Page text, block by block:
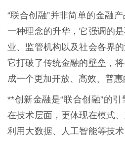
“联合创融”并非简单的金融
一种理念的升华，它强调的
业、监管机构以及社会各界
它打破了传统金融的壁垒，
成一个更加开放、高效、普惠
**创新金融是“联合创融”的
在技术层面，更体现在模式
利用大数据、人工智能等技